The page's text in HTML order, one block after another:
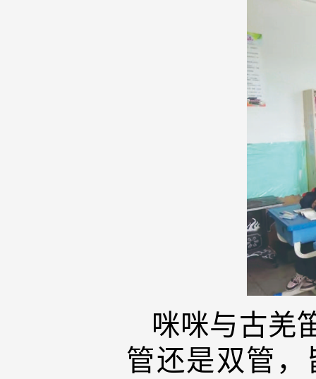
咪咪与古羌
管还是双管